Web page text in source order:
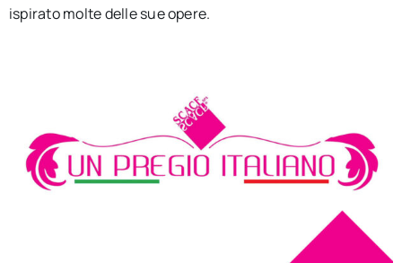
ispirato molte delle sue opere.